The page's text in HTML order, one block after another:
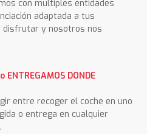
con multiples entidades
adaptada a tus
disfrutar y nosotros nos
ENTREGAMOS DONDE
entre recoger el coche en uno
o entrega en cualquier